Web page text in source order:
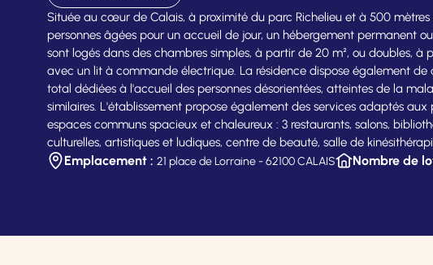
Située au cœur de Calais, à proximité du parc Richelieu et à 500
personnes âgées pour un accueil de jour, un hébergement permanent
sont logés dans des chambres simples, à partir de 20 m², ou doubles, à
avec un lit à commande électrique. La résidence dispose également de
total dédiées à l'accueil des personnes désorientées, atteintes de la
similaires. L'établissement propose également des services adaptés aux
espaces communs spacieux et chaleureux : 3 restaurants, salons,
culturelles, artistiques et ludiques, centre de beauté, salle de
Emplacement : 21 place de Lorraine - 62100 CALAIS Nombre de